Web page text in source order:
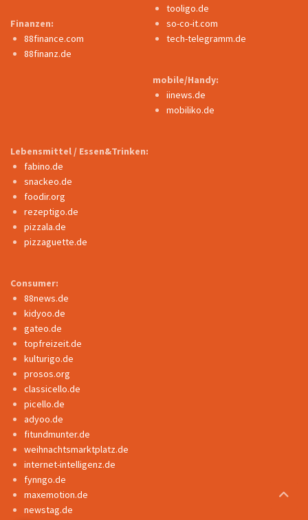
Finanzen:
88finance.com
88finanz.de
tooligo.de
so-co-it.com
tech-telegramm.de
mobile/Handy:
iinews.de
mobiliko.de
Lebensmittel / Essen&Trinken:
fabino.de
snackeo.de
foodir.org
rezeptigo.de
pizzala.de
pizzaguette.de
Consumer:
88news.de
kidyoo.de
gateo.de
topfreizeit.de
kulturigo.de
prosos.org
classicello.de
picello.de
adyoo.de
fitundmunter.de
weihnachtsmarktplatz.de
internet-intelligenz.de
fynngo.de
maxemotion.de
newstag.de